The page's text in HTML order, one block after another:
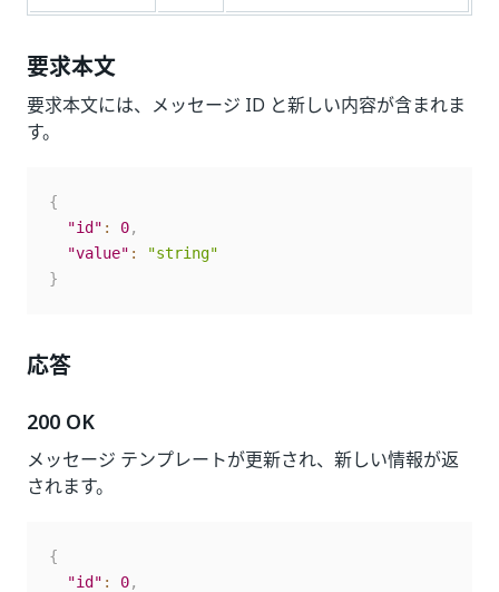
要求本文
要求本文には、メッセージ ID と新しい内容が含まれま
す。
{
"id" : 0,
"value" :
"string"
}
応答
200 OK
メッセージ テンプレートが更新され、新しい情報が返
されます。
{
"id" : 0,